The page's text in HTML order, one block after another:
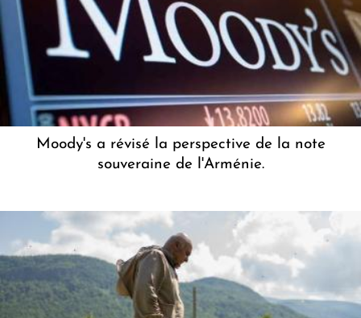
Moody's a révisé la perspective de la note
souveraine de l'Arménie.